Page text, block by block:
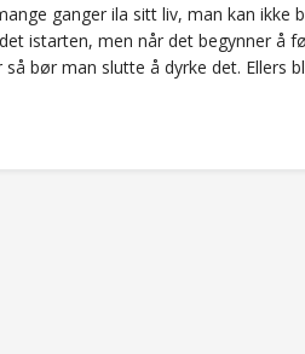
ganger ila sitt liv, man kan ikke
istarten, men når det begynner å
bør man slutte å dyrke det. Ellers